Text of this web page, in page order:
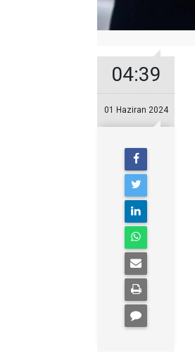
04:39
01 Haziran 2024